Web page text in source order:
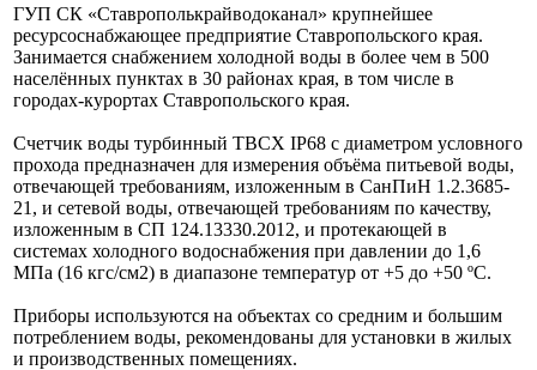
ГУП СК «Ставрополькрайводоканал» крупнейшее
ресурсоснабжающее предприятие Ставропольского края.
Занимается снабжением холодной воды в более чем в 500
населённых пунктах в 30 районах края, в том числе в
городах-курортах Ставропольского края.
Счетчик воды турбинный ТВСХ IP68 с диаметром условного
прохода предназначен для измерения объёма питьевой воды,
отвечающей требованиям, изложенным в СанПиН 1.2.3685-
21, и сетевой воды, отвечающей требованиям по качеству,
изложенным в СП 124.13330.2012, и протекающей в
системах холодного водоснабжения при давлении до 1,6
МПа (16 кгс/см2) в диапазоне температур от +5 до +50 ºС.
Приборы используются на объектах со средним и большим
потреблением воды, рекомендованы для установки в жилых
и производственных помещениях.